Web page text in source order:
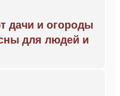
дачи и огороды
для людей и